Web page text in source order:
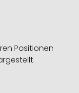
Positionen